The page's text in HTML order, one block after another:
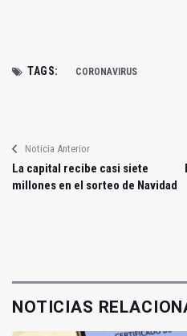
TAGS: CORONAVIRUS
Noticia Anterior
La capital recibe casi siete
millones en el sorteo de Navidad
NOTICIAS